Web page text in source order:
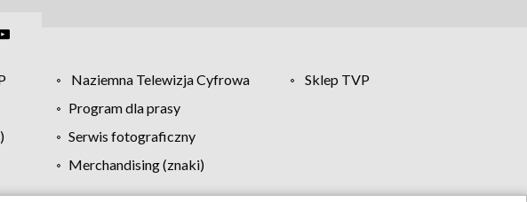
Naziemna Telewizja Cyfrowa
Sklep TVP
Program dla prasy
Serwis fotograficzny
Merchandising (znaki)